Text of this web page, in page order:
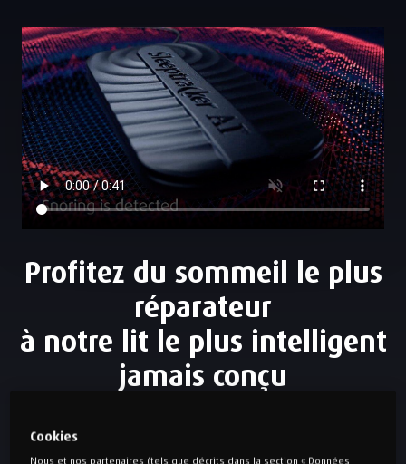
Profitez du sommeil le plus
réparateur
à notre lit le plus intelligent
jamais conçu
Cookies
Nous et nos partenaires (tels que décrits dans la section « Données